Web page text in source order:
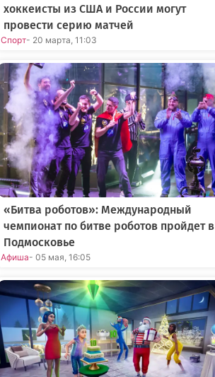
хоккеисты из США и России могут
провести серию матчей
Спорт- 20 марта, 11:03
«Битва роботов»: Международный
чемпионат по битве роботов пройдет в
Подмосковье
Афиша- 05 мая, 16:05